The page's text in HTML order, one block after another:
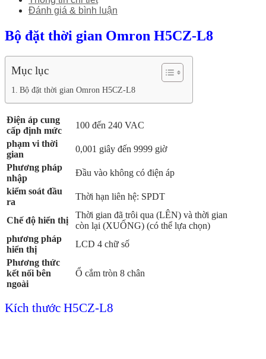
Đánh giá & bình luận
Bộ đặt thời gian Omron H5CZ-L8
Mục lục
Bộ đặt thời gian Omron H5CZ-L8
Điện áp cung
cấp định mức
100 đến 240 VAC
phạm vi thời
gian
0,001 giây đến 9999 giờ
Phương pháp
nhập
Đầu vào không có điện áp
kiểm soát đầu
ra
Thời hạn liên hệ: SPDT
Chế độ hiển thị
Thời gian đã trôi qua (LÊN) và thời gian
còn lại (XUỐNG) (có thể lựa chọn)
phương pháp
hiển thị
LCD 4 chữ số
Phương thức
kết nối bên
ngoài
Ổ cắm tròn 8 chân
Kích thước H5CZ-L8